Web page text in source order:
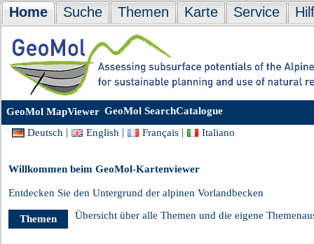
Home Suche Themen Karte Service
GeoMol MapViewer GeoMol SearchCatalogue
Deutsch | English | Français | Italiano
Willkommen beim GeoMol-Kartenviewer
Entdecken Sie den Untergrund der alpinen Vorlandbecken
Themen Übersicht über alle Themen und die eigene